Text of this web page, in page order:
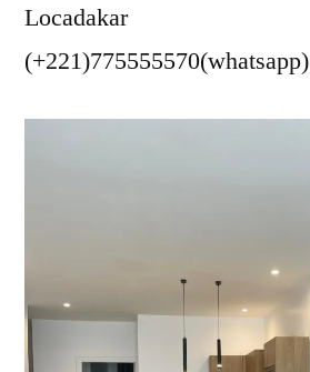
Locadakar
(+221)775555570(whatsapp)